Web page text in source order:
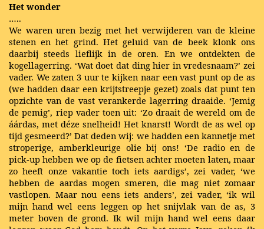
Het wonder
…..
We waren uren bezig met het verwijderen van de kleine
stenen en het grind. Het geluid van de beek klonk ons
daarbij steeds lieflijk in de oren. En we ontdekten de
kogellagerring. ‘Wat doet dat ding hier in vredesnaam?’ zei
vader. We zaten 3 uur te kijken naar een vast punt op de as
(we hadden daar een krijtstreepje gezet) zoals dat punt ten
opzichte van de vast verankerde lagerring draaide. ‘Jemig
de pemig’, riep vader toen uit: ‘Zo draait de wereld om de
áárdas, met déze snelheid! Het knarst! Wordt de as wel op
tijd gesmeerd?’ Dat deden wij: we hadden een kannetje met
stroperige, amberkleurige olie bij ons! ‘De radio en de
pick-up hebben we op de fietsen achter moeten laten, maar
zo heeft onze vakantie toch iets aardigs’, zei vader, ‘we
hebben de aardas mogen smeren, die mag niet zomaar
vastlopen. Maar nou eens iets anders’, zei vader, ‘ik wil
mijn hand wel eens leggen op het snijvlak van de as, 3
meter boven de grond. Ik wil mijn hand wel eens daar